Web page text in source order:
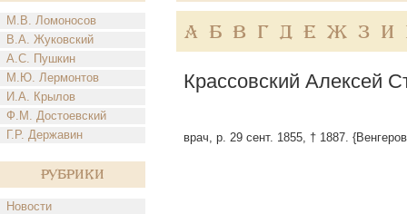
М.В. Ломоносов
В.А. Жуковский
А.С. Пушкин
М.Ю. Лермонтов
И.А. Крылов
Ф.М. Достоевский
Г.Р. Державин
Рубрики
Новости
А Б В Г Д Е Ж З И
Крассовский Алексей
врач, р. 29 сент. 1855, † 1887.